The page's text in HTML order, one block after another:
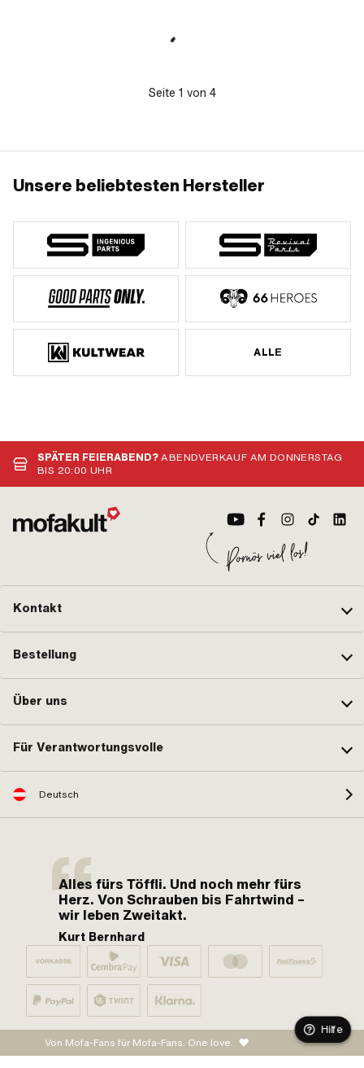
Seite 1 von 4
Unsere beliebtesten Hersteller
ALLE
SPÄTER FEIERABEND?ABENDVERKAUF AM DONNERSTAG
BIS 20:00 UHR
Kontakt
Bestellung
Über uns
Für Verantwortungsvolle
Deutsch
Alles fürs Töffli. Und noch mehr fürs
Herz. Von Schrauben bis Fahrtwind –
wir leben Zweitakt.
Kurt Bernhard
Von Mofa-Fans für Mofa-Fans. One love.
Hilfe